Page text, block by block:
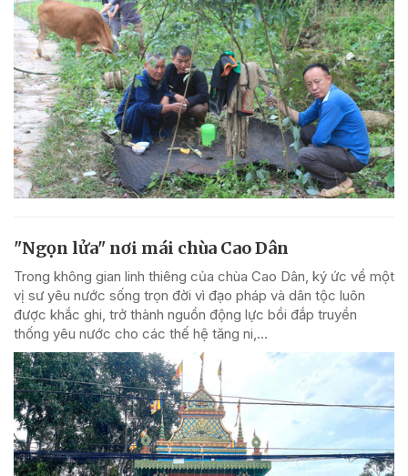
"Ngọn lửa" nơi mái chùa Cao Dân
Trong không gian linh thiêng của chùa Cao Dân, ký ức về một
vị sư yêu nước sống trọn đời vì đạo pháp và dân tộc luôn
được khắc ghi, trở thành nguồn động lực bồi đắp truyền
thống yêu nước cho các thế hệ tăng ni,...